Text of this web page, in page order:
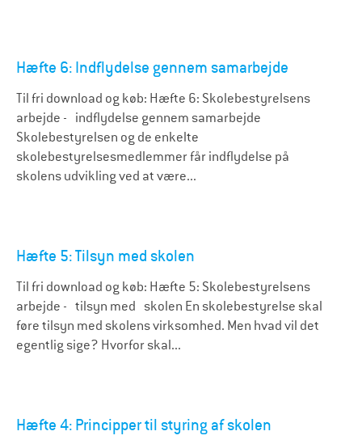
Hæfte 6: Indflydelse gennem samarbejde
Til fri download og køb: Hæfte 6: Skolebestyrelsens
arbejde - indflydelse gennem samarbejde
Skolebestyrelsen og de enkelte
skolebestyrelsesmedlemmer får indflydelse på
skolens udvikling ved at være...
Hæfte 5: Tilsyn med skolen
Til fri download og køb: Hæfte 5: Skolebestyrelsens
arbejde - tilsyn med skolen En skolebestyrelse skal
føre tilsyn med skolens virksomhed. Men hvad vil det
egentlig sige? Hvorfor skal...
Hæfte 4: Principper til styring af skolen